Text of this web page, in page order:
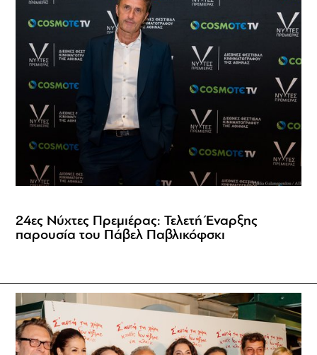
24ες Νύχτες Πρεμιέρας: Τελετή Έναρξης
παρουσία του Πάβελ Παβλικόφσκι